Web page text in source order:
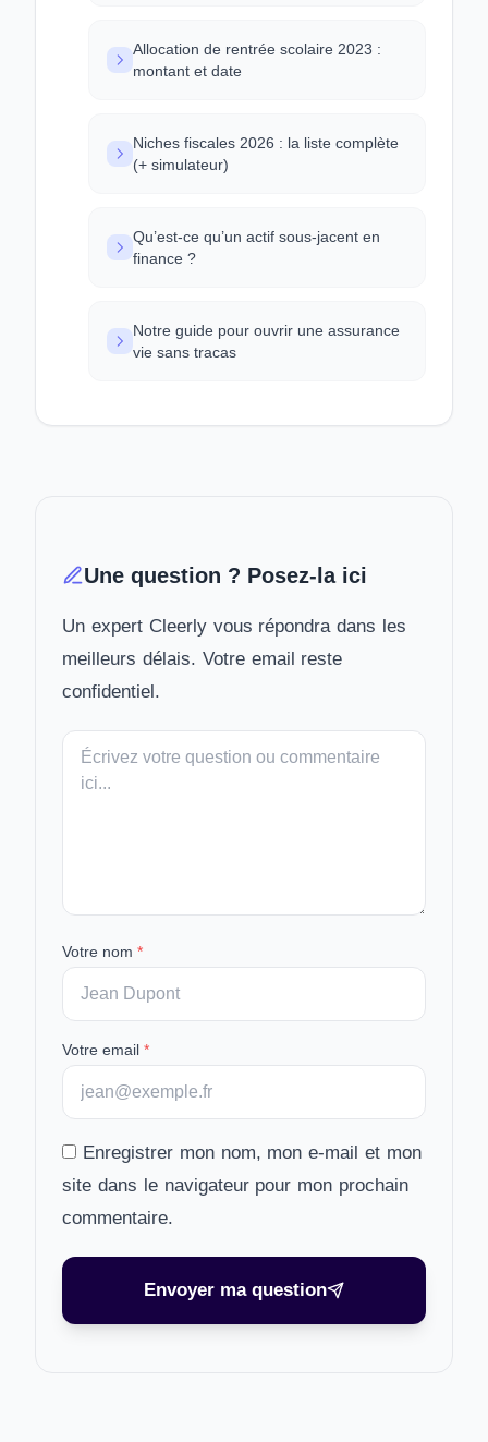
Allocation de rentrée scolaire 2023 :
montant et date
Niches fiscales 2026 : la liste complète
(+ simulateur)
Qu’est-ce qu’un actif sous-jacent en
finance ?
Notre guide pour ouvrir une assurance
vie sans tracas
Une question ? Posez-la ici
Un expert Cleerly vous répondra dans les
meilleurs délais. Votre email reste
confidentiel.
Votre
message
Votre nom *
Votre email *
Enregistrer mon nom, mon e-mail et mon
site dans le navigateur pour mon prochain
commentaire.
Envoyer ma question